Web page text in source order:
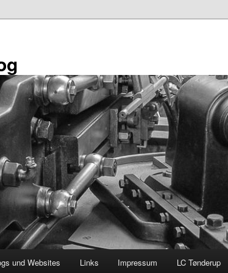
und Websites Links Impressum LC Tønderup